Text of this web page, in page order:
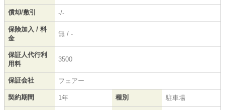
償却/敷引 -/-
保険加入 / 料
金
無 / -
保証人代行利
用料
3500
保証会社 フェアー
契約期間 1年 種別 駐車場